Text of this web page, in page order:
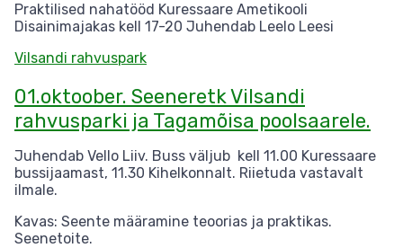
Praktilised nahatööd Kuressaare Ametikooli
Disainimajakas kell 17-20 Juhendab Leelo Leesi
Vilsandi rahvuspark
01.oktoober. Seeneretk Vilsandi
rahvusparki ja Tagamõisa poolsaarele.
Juhendab Vello Liiv. Buss väljub kell 11.00 Kuressaare
bussijaamast, 11.30 Kihelkonnalt. Riietuda vastavalt
ilmale.
Kavas: Seente määramine teoorias ja praktikas.
Seenetoite.